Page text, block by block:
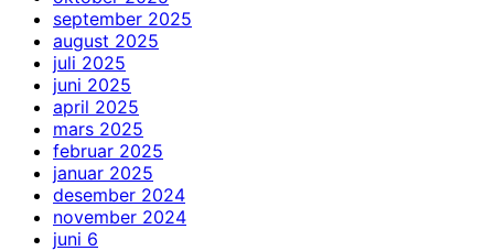
september 2025
august 2025
juli 2025
juni 2025
april 2025
mars 2025
februar 2025
januar 2025
desember 2024
november 2024
juni 6